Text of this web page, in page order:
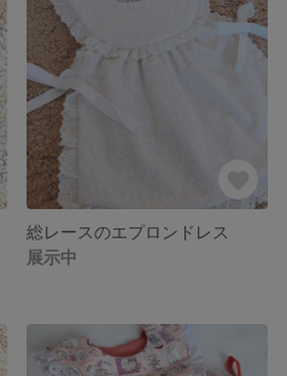
総レースのエプロンドレス
展示中